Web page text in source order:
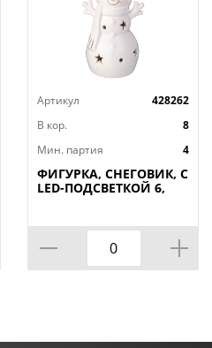
Артикул
428262
В кор.
8
Мин. партия
4
ФИГУРКА, СНЕГОВИК, С
LED-ПОДСВЕТКОЙ 6,